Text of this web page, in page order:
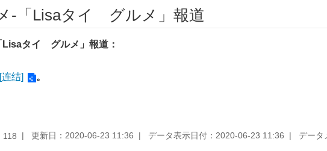
-「Lisaタイ グルメ」報道
Lisaタイ グルメ 」報道：
[连结] 。
118 更新日：2020-06-23 11:36 データ表示日付：2020-06-23 11:36 データ